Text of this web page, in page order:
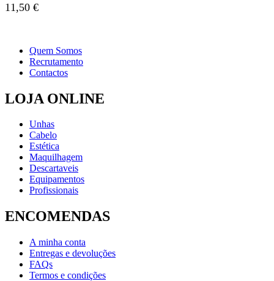
11,50 €
Quem Somos
Recrutamento
Contactos
LOJA ONLINE
Unhas
Cabelo
Estética
Maquilhagem
Descartaveis
Equipamentos
Profissionais
ENCOMENDAS
A minha conta
Entregas e devoluções
FAQs
Termos e condições